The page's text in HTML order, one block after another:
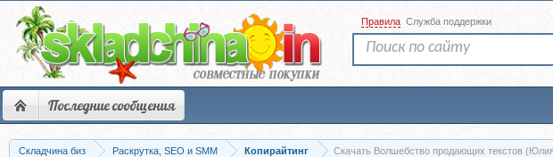
Последние сообщения
Правила Служба поддержки
Складчина биз Раскрутка, SEO и SMM Копирайтинг Скачать Волшебство продающих текстов